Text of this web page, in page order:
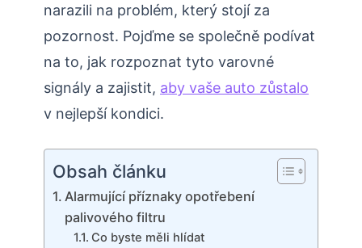
narazili na problém, který stojí za
pozornost. Pojďme se společně podívat
na to, jak rozpoznat tyto varovné
signály a zajistit, aby vaše auto zůstalo
v nejlepší kondici.
Obsah článku
Alarmující příznaky opotřebení
palivového filtru
Co byste měli hlídat